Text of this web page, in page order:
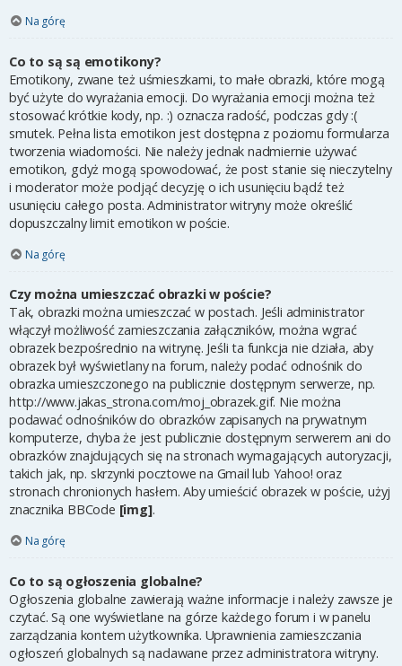
Na górę
Co to są są emotikony?
Emotikony, zwane też uśmieszkami, to małe obrazki, które mogą
być użyte do wyrażania emocji. Do wyrażania emocji można też
stosować krótkie kody, np. :) oznacza radość, podczas gdy :(
smutek. Pełna lista emotikon jest dostępna z poziomu formularza
tworzenia wiadomości. Nie należy jednak nadmiernie używać
emotikon, gdyż mogą spowodować, że post stanie się nieczytelny
i moderator może podjąć decyzję o ich usunięciu bądź też
usunięciu całego posta. Administrator witryny może określić
dopuszczalny limit emotikon w poście.
Na górę
Czy można umieszczać obrazki w poście?
Tak, obrazki można umieszczać w postach. Jeśli administrator
włączył możliwość zamieszczania załączników, można wgrać
obrazek bezpośrednio na witrynę. Jeśli ta funkcja nie działa, aby
obrazek był wyświetlany na forum, należy podać odnośnik do
obrazka umieszczonego na publicznie dostępnym serwerze, np.
http://www.jakas_strona.com/moj_obrazek.gif. Nie można
podawać odnośników do obrazków zapisanych na prywatnym
komputerze, chyba że jest publicznie dostępnym serwerem ani do
obrazków znajdujących się na stronach wymagających autoryzacji,
takich jak, np. skrzynki pocztowe na Gmail lub Yahoo! oraz
stronach chronionych hasłem. Aby umieścić obrazek w poście, użyj
znacznika BBCode [img].
Na górę
Co to są ogłoszenia globalne?
Ogłoszenia globalne zawierają ważne informacje i należy zawsze je
czytać. Są one wyświetlane na górze każdego forum i w panelu
zarządzania kontem użytkownika. Uprawnienia zamieszczania
ogłoszeń globalnych są nadawane przez administratora witryny.